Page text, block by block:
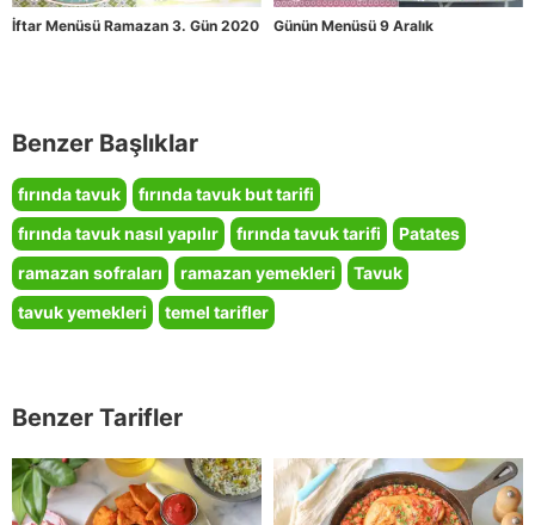
İftar Menüsü Ramazan 3. Gün 2020 Günün Menüsü 9 Aralık
Benzer Başlıklar
fırında tavuk
fırında tavuk but tarifi
fırında tavuk nasıl yapılır
fırında tavuk tarifi
Patates
ramazan sofraları
ramazan yemekleri
Tavuk
tavuk yemekleri
temel tarifler
Benzer Tarifler